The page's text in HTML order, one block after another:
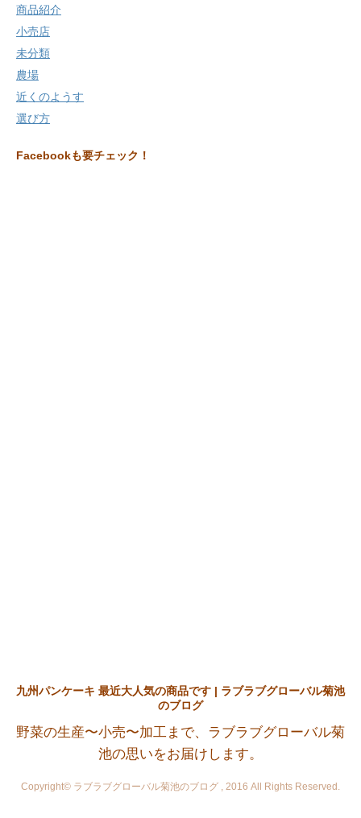
商品紹介
小売店
未分類
農場
近くのようす
選び方
Facebookも要チェック！
九州パンケーキ 最近大人気の商品です | ラブラブグローバル菊池
のブログ
野菜の生産〜小売〜加工まで、ラブラブグローバル菊
池の思いをお届けします。
Copyright© ラブラブグローバル菊池のブログ , 2016 All Rights Reserved.